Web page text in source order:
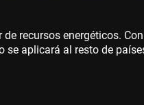
recursos energéticos.
se aplicará al resto de